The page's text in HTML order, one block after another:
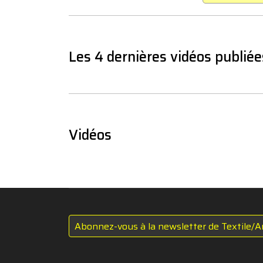
Les 4 dernières vidéos
Vidéos
Abonnez-vous à la newsletter de Textile/